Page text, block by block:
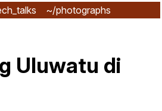
~/photographs
Uluwatu di